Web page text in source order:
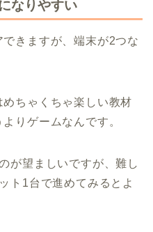
なりやすい
できますが、端末が2つな
ちゃくちゃ楽しい教材
りゲームなんです。
が望ましいですが、難し
ト1台で進めてみるとよ